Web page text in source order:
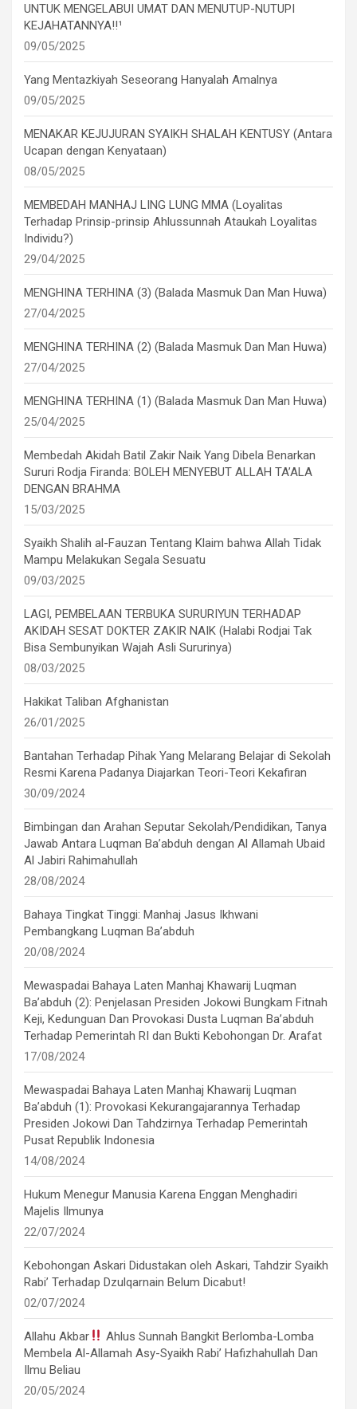
UNTUK MENGELABUI UMAT DAN MENUTUP-NUTUPI
KEJAHATANNYA!!¹
09/05/2025
Yang Mentazkiyah Seseorang Hanyalah Amalnya
09/05/2025
MENAKAR KEJUJURAN SYAIKH SHALAH KENTUSY (Antara
Ucapan dengan Kenyataan)
08/05/2025
MEMBEDAH MANHAJ LING LUNG MMA (Loyalitas
Terhadap Prinsip-prinsip Ahlussunnah Ataukah Loyalitas
Individu?)
29/04/2025
MENGHINA TERHINA (3) (Balada Masmuk Dan Man Huwa)
27/04/2025
MENGHINA TERHINA (2) (Balada Masmuk Dan Man Huwa)
27/04/2025
MENGHINA TERHINA (1) (Balada Masmuk Dan Man Huwa)
25/04/2025
Membedah Akidah Batil Zakir Naik Yang Dibela Benarkan
Sururi Rodja Firanda: BOLEH MENYEBUT ALLAH TA’ALA
DENGAN BRAHMA
15/03/2025
Syaikh Shalih al-Fauzan Tentang Klaim bahwa Allah Tidak
Mampu Melakukan Segala Sesuatu
09/03/2025
LAGI, PEMBELAAN TERBUKA SURURIYUN TERHADAP
AKIDAH SESAT DOKTER ZAKIR NAIK (Halabi Rodjai Tak
Bisa Sembunyikan Wajah Asli Sururinya)
08/03/2025
Hakikat Taliban Afghanistan
26/01/2025
Bantahan Terhadap Pihak Yang Melarang Belajar di Sekolah
Resmi Karena Padanya Diajarkan Teori-Teori Kekafiran
30/09/2024
Bimbingan dan Arahan Seputar Sekolah/Pendidikan, Tanya
Jawab Antara Luqman Ba’abduh dengan Al Allamah Ubaid
Al Jabiri Rahimahullah
28/08/2024
Bahaya Tingkat Tinggi: Manhaj Jasus Ikhwani
Pembangkang Luqman Ba’abduh
20/08/2024
Mewaspadai Bahaya Laten Manhaj Khawarij Luqman
Ba’abduh (2): Penjelasan Presiden Jokowi Bungkam Fitnah
Keji, Kedunguan Dan Provokasi Dusta Luqman Ba’abduh
Terhadap Pemerintah RI dan Bukti Kebohongan Dr. Arafat
17/08/2024
Mewaspadai Bahaya Laten Manhaj Khawarij Luqman
Ba’abduh (1): Provokasi Kekurangajarannya Terhadap
Presiden Jokowi Dan Tahdzirnya Terhadap Pemerintah
Pusat Republik Indonesia
14/08/2024
Hukum Menegur Manusia Karena Enggan Menghadiri
Majelis Ilmunya
22/07/2024
Kebohongan Askari Didustakan oleh Askari, Tahdzir Syaikh
Rabi’ Terhadap Dzulqarnain Belum Dicabut!
02/07/2024
Allahu Akbar
Ahlus Sunnah Bangkit Berlomba-Lomba
Membela Al-Allamah Asy-Syaikh Rabi’ Hafizhahullah Dan
Ilmu Beliau
20/05/2024